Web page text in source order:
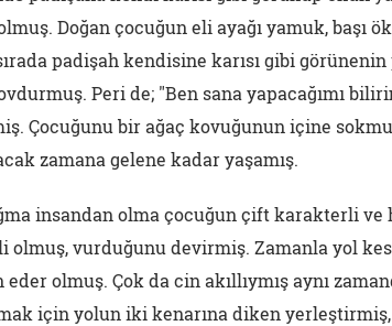
Doğan çocuğun eli ayağı yamuk, başı
padişah kendisine karısı gibi
Peri de; "Ben sana yapacağımı
Çocuğunu bir ağaç kovuğunun içine
zamana gelene kadar yaşamış.
insandan olma çocuğun çift karakterli ve
olmuş, vurduğunu devirmiş. Zamanla yol
eder olmuş. Çok da cin akıllıymış aynı
için yolun iki kenarına diken